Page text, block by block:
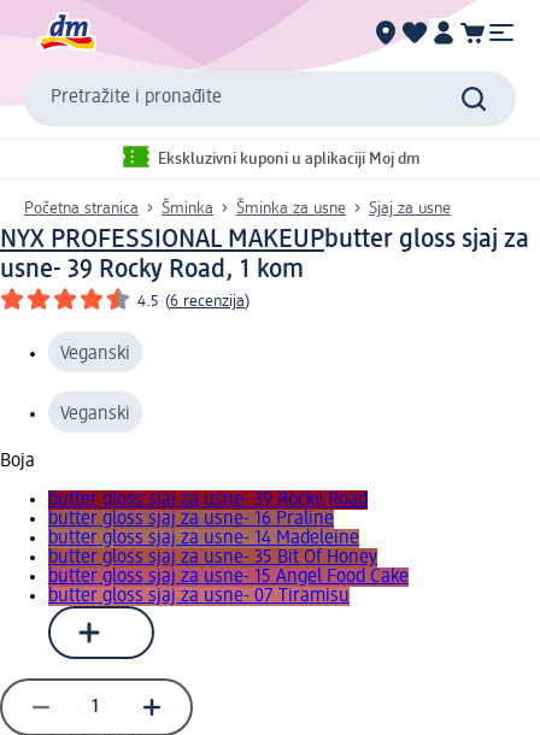
Pretražite i pronađite
Ekskluzivni kuponi u aplikaciji Moj dm
Početna stranica Šminka Šminka za usne Sjaj za usne
NYX PROFESSIONAL MAKEUPbutter gloss sjaj za
usne- 39 Rocky Road, 1 kom
4.5 (6 recenzija)
Veganski
Veganski
Boja
butter gloss sjaj za usne- 39 Rocky Road
butter gloss sjaj za usne- 16 Praline
butter gloss sjaj za usne- 14 Madeleine
butter gloss sjaj za usne- 35 Bit Of Honey
butter gloss sjaj za usne- 15 Angel Food Cake
butter gloss sjaj za usne- 07 Tiramisu